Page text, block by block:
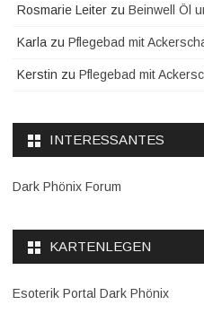
Rosmarie Leiter zu Beinwell Öl
Karla zu Pflegebad mit
Kerstin zu Pflegebad mit
INTERESSANTES
Dark Phönix Forum
KARTENLEGEN
Esoterik Portal Dark Phönix